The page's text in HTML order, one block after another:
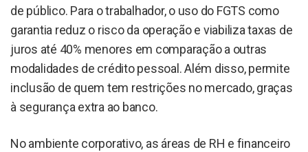
de público. Para o trabalhador, o uso do FGTS como
garantia reduz o risco da operação e viabiliza taxas de
juros até 40% menores em comparação a outras
modalidades de crédito pessoal. Além disso, permite
inclusão de quem tem restrições no mercado, graças
à segurança extra ao banco.
No ambiente corporativo, as áreas de RH e financeiro